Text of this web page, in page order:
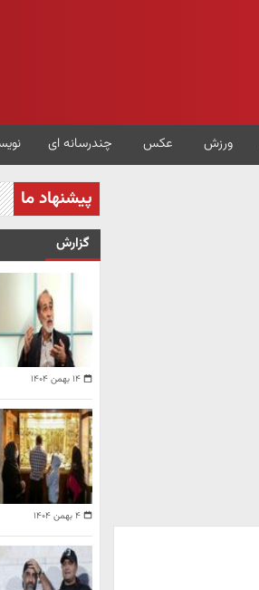
ورزش عکس چندرسانه ای
پیشنهاد ما
گزارش
۱۴ بهمن ۱۴۰۴
۴ بهمن ۱۴۰۴